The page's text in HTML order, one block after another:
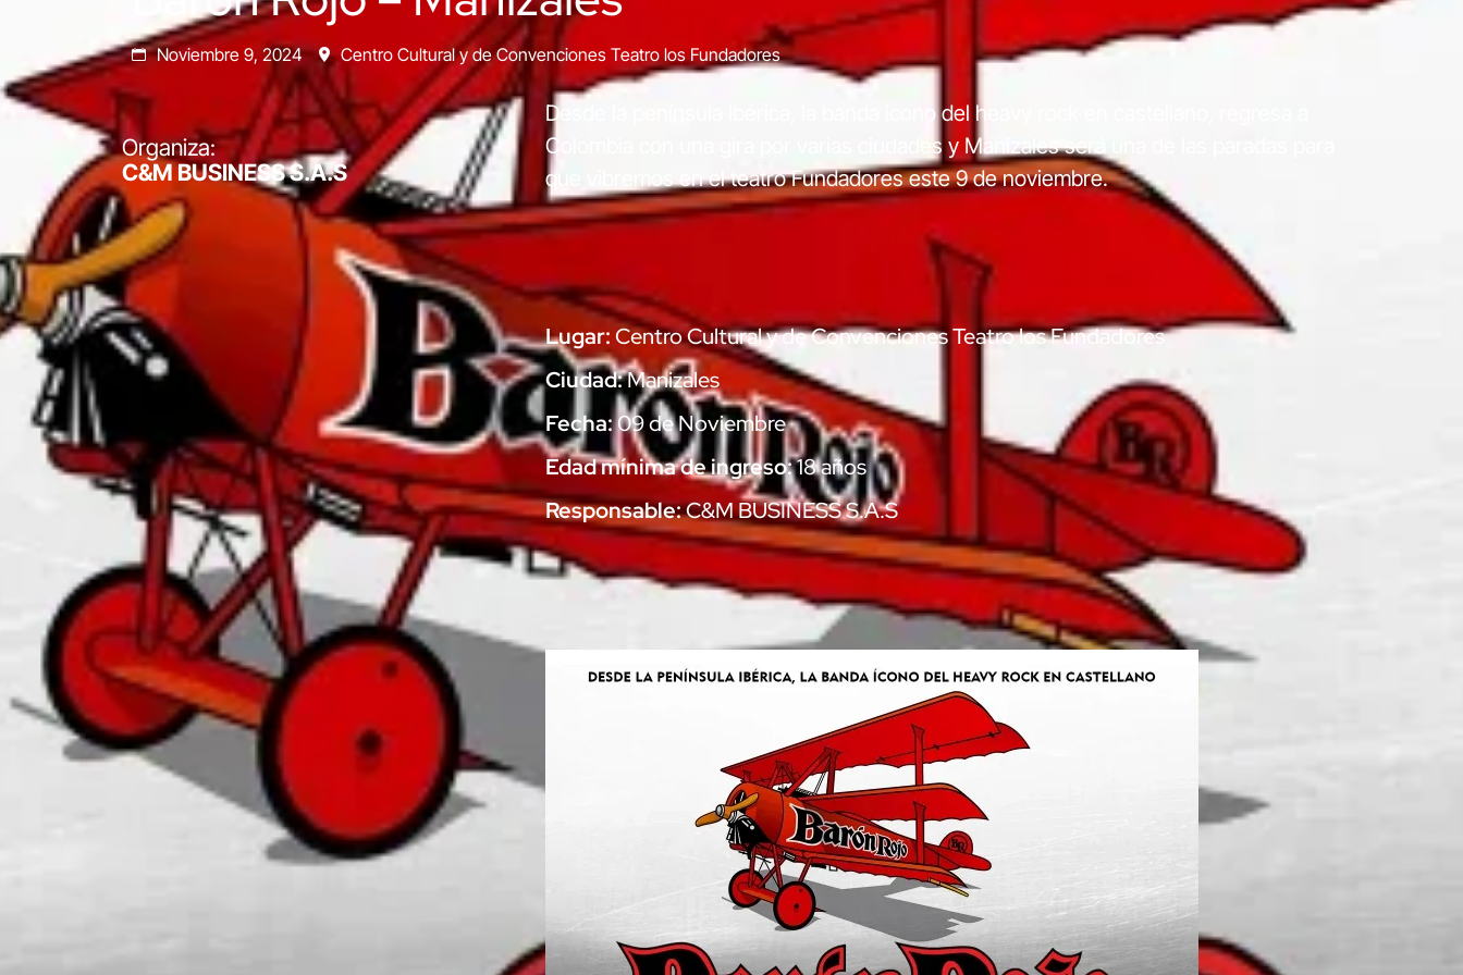
Noviembre 9, 2024 Centro Cultural y de Convenciones Teatro los Fundadores
Organiza:
C&M BUSINESS S.A.S
Desde la península Ibérica, la banda icono del heavy rock en castellano, regresa a
Colombia con una gira por varias ciudades y Manizales será una de las paradas para
que vibremos en el teatro Fundadores este 9 de noviembre.
Lugar:Centro Cultural y de Convenciones Teatro los Fundadores
Ciudad:Manizales
Fecha:09 de Noviembre
Edad mínima de ingreso:18 años
Responsable:C&M BUSINESS S.A.S